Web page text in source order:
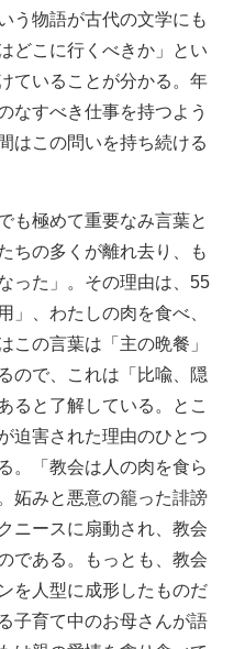
う物語が古代の文学にも
どこに行くべきか」とい
ていることが分かる。年
なすべき仕事を持つよう
はこの問いを持ち続ける
も極めて重要なみ言葉と
ちの多くが離れ去り、も
った」。その理由は、55
」、わたしの肉を食べ、
この言葉は「主の晩餐」
ので、これは「比喩、隠
ると了解している。とこ
迫害された理由のひとつ
。「教会は人の肉を食ら
妬みと悪意の籠った誹謗
ニースに扇動され、教会
である。もっとも、教会
を人型に成形したものだ
子育て中のお母さんが語